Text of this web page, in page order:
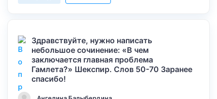
Здравствуйте, нужно написать
небольшое сочинение: «В чем
заключается главная проблема
Гамлета?» Шекспир. Слов 50-70 Заранее
спасибо!